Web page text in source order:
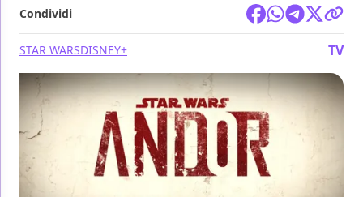
Condividi
STAR WARSDISNEY+ TV